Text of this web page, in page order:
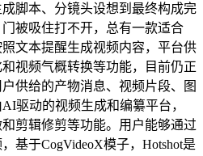
脚本、分镜头设想到最终构成完
被吸住打不开，总有一款适合
文本提醒生成视频内容，平台供
视频气概转换等功能，目前仍正
供给的产物消息、视频片段、图
驱动的视频生成和编纂平台，
剪辑修剪等功能。用户能够通过
基于CogVideoX模子，Hotshot是